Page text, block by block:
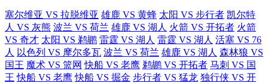
塞尔维亚 VS 拉脱维亚 雄鹿 VS 黄蜂 太阳 VS 步行者 凯尔特
人 VS 灰熊 波兰 VS 荷兰 雄鹿 VS 湖人 火箭 VS 开拓者 火箭
VS 奇才 太阳 VS 鹈鹕 雷霆 VS 湖人 雷霆 VS 湖人 活塞 VS 76
人
以色列 VS 摩尔多瓦 波兰 VS 荷兰 雄鹿 VS 湖人 森林狼 VS
国王 魔术 VS 篮网 快船 VS 老鹰 鹈鹕 VS 开拓者 马刺 VS 国
王 快船 VS 老鹰 快船 VS 掘金 步行者 VS 猛龙 独行侠 VS 开